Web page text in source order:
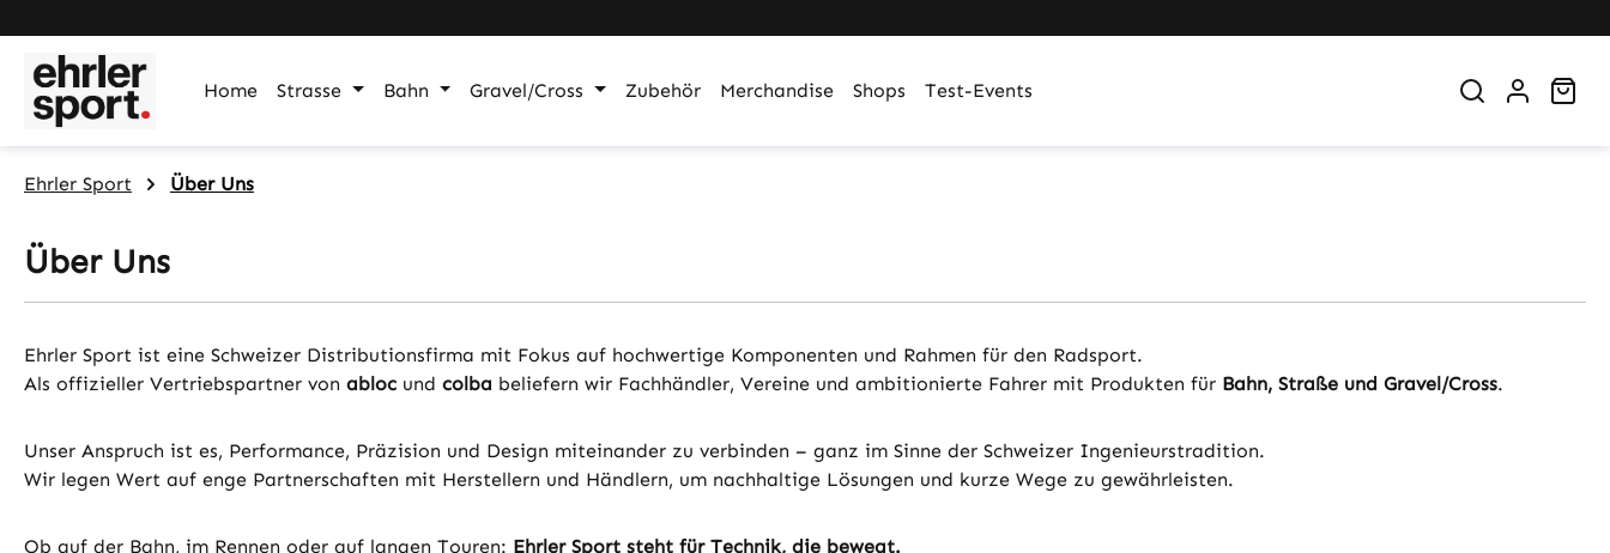
Home Strasse Bahn Gravel/Cross Zubehör Merchandise Shops Test-Events
Ehrler Sport Über Uns
Über Uns
Ehrler Sport ist eine Schweizer Distributionsfirma mit Fokus auf hochwertige Komponenten und Rahmen für den Radsport.
Als offizieller Vertriebspartner von abloc und colba beliefern wir Fachhändler, Vereine und ambitionierte Fahrer mit Produkten für Bahn, Straße und Gravel/Cross.
Unser Anspruch ist es, Performance, Präzision und Design miteinander zu verbinden – ganz im Sinne der Schweizer Ingenieurstradition.
Wir legen Wert auf enge Partnerschaften mit Herstellern und Händlern, um nachhaltige Lösungen und kurze Wege zu gewährleisten.
Ob auf der Bahn, im Rennen oder auf langen Touren: Ehrler Sport steht für Technik, die bewegt.